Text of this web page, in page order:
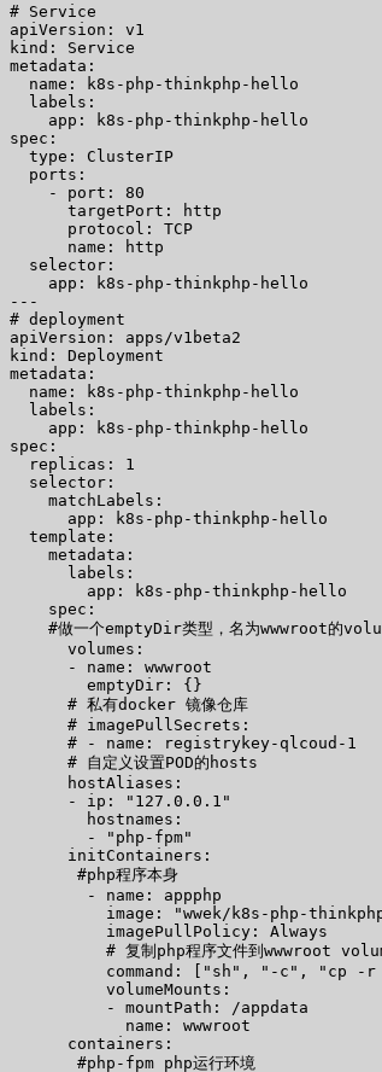
# Service
apiVersion: v1
kind: Service
metadata:
  name: k8s-php-thinkphp-hello
  labels:
    app: k8s-php-thinkphp-hello
spec:
  type: ClusterIP
  ports:
    - port: 80
      targetPort: http
      protocol: TCP
      name: http
  selector:
    app: k8s-php-thinkphp-hello
---
# deployment
apiVersion: apps/v1beta2
kind: Deployment
metadata:
  name: k8s-php-thinkphp-hello
  labels:
    app: k8s-php-thinkphp-hello
spec:
  replicas: 1
  selector:
    matchLabels:
      app: k8s-php-thinkphp-hello
  template:
    metadata:
      labels:
        app: k8s-php-thinkphp-hello
    spec:
#做一个emptyDir类型，名为wwwroot的
      volumes:
      - name: wwwroot
        emptyDir: {}
      # 私有docker 镜像仓库
      # imagePullSecrets:
      # - name: registrykey-qlcoud-1
      # 自定义设置POD的hosts
      hostAliases:
      - ip: "127.0.0.1"
        hostnames:
        - "php-fpm"
      initContainers:
       #php程序本身
        - name: appphp
image: "wwek/k8s-php-
          imagePullPolicy: Always
# 复制php程序文件到wwwroot
command: ["sh", "-c", "cp -
          volumeMounts:
          - mountPath: /appdata
            name: wwwroot
      containers:
       #php-fpm php运行环境